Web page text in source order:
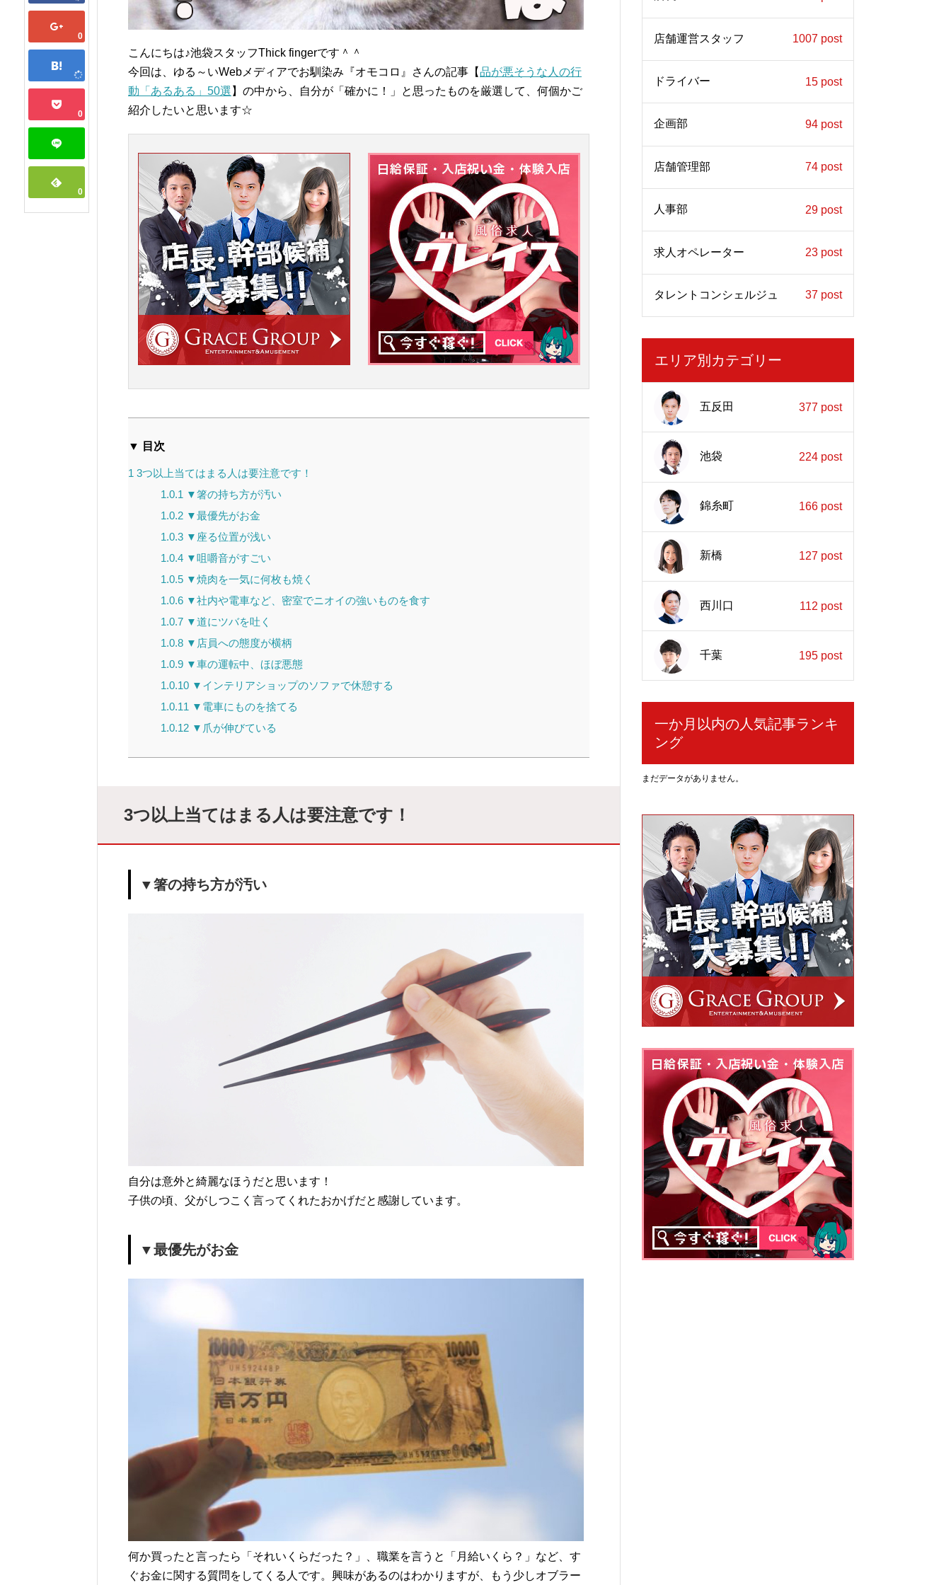
0
0
0
こんにちは♪池袋スタッフThick fingerです＾＾
今回は、ゆる～いWebメディアでお馴染み『オモコロ』さんの記事【品が悪そうな人の行
動「あるある」50選 】の中から、自分が「確かに！」と思ったものを厳選して、何個かご
紹介したいと思います☆
▼ 目次
1 3つ以上当てはまる人は要注意です！
1.0.1 ▼箸の持ち方が汚い
1.0.2▼最優先がお金
1.0.3▼座る位置が浅い
1.0.4▼咀嚼音がすごい
1.0.5▼焼肉を一気に何枚も焼く
1.0.6▼社内や電車など、密室でニオイの強いものを食す
1.0.7▼道にツバを吐く
1.0.8▼店員への態度が横柄
1.0.9▼車の運転中、ほぼ悪態
1.0.10▼インテリアショップのソファで休憩する
1.0.11 ▼電車にものを捨てる
1.0.12▼爪が伸びている
3つ以上当てはまる人は要注意です！
▼箸の持ち方が汚い
自分は意外と綺麗なほうだと思います！
子供の頃、父がしつこく言ってくれたおかげだと感謝しています。
▼最優先がお金
何か買ったと言ったら「それいくらだった？」、職業を言うと「月給いくら？」など、す
ぐお金に関する質問をしてくる人です。興味があるのはわかりますが、もう少しオブラー
店舗運営スタッフ 1007 post
ドライバー 15 post
企画部 94 post
店舗管理部 74 post
人事部 29 post
求人オペレーター 23 post
タレントコンシェルジュ 37 post
エリア別カテゴリー
五反田 377 post
池袋 224 post
錦糸町 166 post
新橋 127 post
西川口 112 post
千葉 195 post
一か月以内の人気記事ランキ
ング
まだデータがありません。